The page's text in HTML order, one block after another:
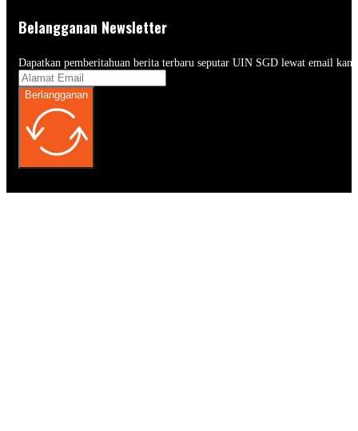
Belangganan Newsletter
Dapatkan pemberitahuan berita terbaru seputar UIN SGD lewat email
Berlangganan